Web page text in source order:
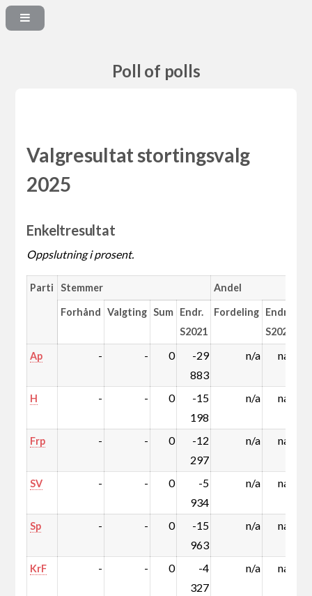
Poll of polls
Valgresultat stortingsvalg
2025
Enkeltresultat
Oppslutning i prosent.
Parti Stemmer Andel
Forhånd Valgting Sum Endr.
S2021
Fordeling Endr.
S2021
Ap - - 0
-29
883
n/a nan
H - - 0
-15
198
n/a nan
Frp - - 0
-12
297
n/a nan
SV - - 0
-5
934
n/a nan
Sp - - 0
-15
963
n/a nan
KrF - - 0
-4
327
n/a nan